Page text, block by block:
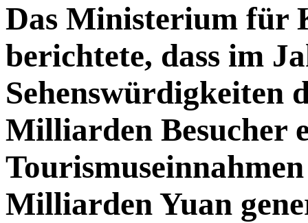
Das Ministerium für
berichtete, dass im
Sehenswürdigkeiten
Milliarden Besucher
Milliarden Yuan